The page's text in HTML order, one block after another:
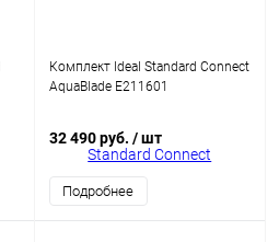
Комплект Ideal Standard Connect
AquaBlade E211601
32 490 руб. / шт
Подробнее